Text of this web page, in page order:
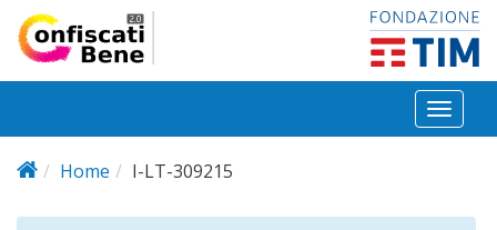
Salta al contenuto principale
Toggle
Home
I-LT-309215